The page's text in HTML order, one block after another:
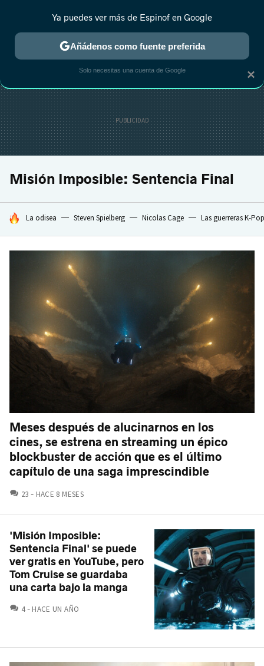
MENÚ NUEVO
ESTRENOS REALITY ANIME RANKINGS CINE
Misión Imposible: Sentencia Final
HOY SE HABLA DE
La odisea Steven Spielberg Nicolas Cage Las guerreras K-Pop
Meses después de alucinarnos en los
cines, se estrena en streaming un épico
blockbuster de acción que es el último
capítulo de una saga imprescindible
23 COMENTARIOS
HACE 8 MESES
'Misión Imposible:
Sentencia Final' se puede
ver gratis en YouTube, pero
Tom Cruise se guardaba
una carta bajo la manga
4 COMENTARIOS
HACE UN AÑO
×
Ya puedes ver más de Espinof en Google
Añádenos como fuente preferida
Solo necesitas una cuenta de Google